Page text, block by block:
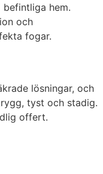
hem.
och
fogar.
lösningar, och
tyst och stadig.
offert.